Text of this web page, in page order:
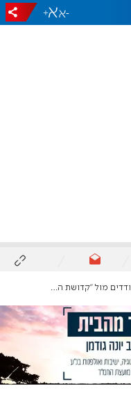
-
+
מול "קדושת החבר'ה"?